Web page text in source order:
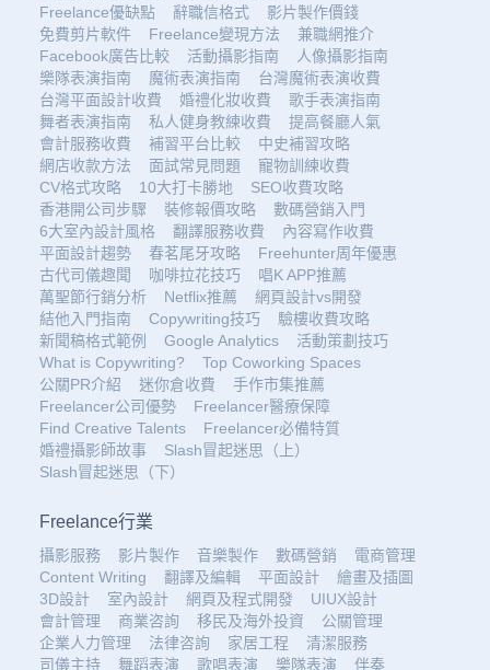
Freelance優缺點
辭職信格式
影片製作價錢
免費剪片軟件
Freelance變現方法
兼職網推介
Facebook廣告比較
活動攝影指南
人像攝影指南
樂隊表演指南
魔術表演指南
台灣魔術表演收費
台灣平面設計收費
婚禮化妝收費
歌手表演指南
舞者表演指南
私人健身教練收費
提高餐廳人氣
會計服務收費
補習平台比較
中史補習攻略
網店收款方法
面試常見問題
寵物訓練收費
CV格式攻略
10大打卡勝地
SEO收費攻略
香港開公司步驟
裝修報價攻略
數碼營銷入門
6大室內設計風格
翻譯服務收費
內容寫作收費
平面設計趨勢
春茗尾牙攻略
Freehunter周年優惠
古代司儀趣聞
咖啡拉花技巧
唱K APP推薦
萬聖節行銷分析
Netflix推薦
網頁設計vs開發
結他入門指南
Copywriting技巧
驗樓收費攻略
新聞稿格式範例
Google Analytics
活動策劃技巧
What is Copywriting?
Top Coworking Spaces
公關PR介紹
迷你倉收費
手作市集推薦
Freelancer公司優勢
Freelancer醫療保障
Find Creative Talents
Freelancer必備特質
婚禮攝影師故事
Slash冒起迷思（上）
Slash冒起迷思（下）
Freelance行業
攝影服務 影片製作 音樂製作 數碼營銷
電商管理
Content Writing
翻譯及編輯 平面設計
繪畫及插圖
3D設計
室內設計 網頁及程式開發
UIUX設計
會計管理
商業咨詢 移民及海外投資
公關管理
企業人力管理
法律咨詢 家居工程
清潔服務
司儀主持
舞蹈表演 歌唱表演 樂隊表演 伴奏